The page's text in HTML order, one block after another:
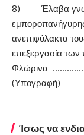
8) Έλαβα γνώση
ανεπιφύλακτα
επεξεργασία
Φλώρινα
(Υπογραφή)
Ίσως να